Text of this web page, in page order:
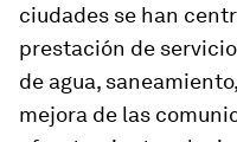
ciudades se han
prestación de
de agua,
mejora de las